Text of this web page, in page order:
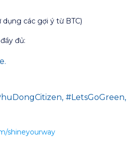
các gợi ý từ BTC)
đủ:
shineyourway